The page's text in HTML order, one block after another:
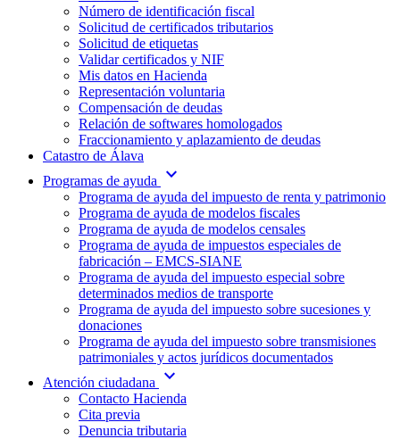
Número de identificación fiscal
Solicitud de certificados tributarios
Solicitud de etiquetas
Validar certificados y NIF
Mis datos en Hacienda
Representación voluntaria
Compensación de deudas
Relación de softwares homologados
Fraccionamiento y aplazamiento de deudas
Catastro de Álava
Programas de ayuda
expand_more
Programa de ayuda del impuesto de renta y patrimonio
Programa de ayuda de modelos fiscales
Programa de ayuda de modelos censales
Programa de ayuda de impuestos especiales de
fabricación – EMCS-SIANE
Programa de ayuda del impuesto especial sobre
determinados medios de transporte
Programa de ayuda del impuesto sobre sucesiones y
donaciones
Programa de ayuda del impuesto sobre transmisiones
patrimoniales y actos jurídicos documentados
Atención ciudadana
expand_more
Contacto Hacienda
Cita previa
Denuncia tributaria